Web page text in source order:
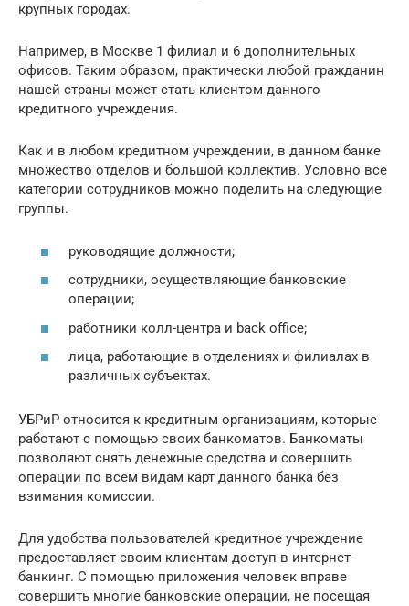
крупных городах.
Например, в Москве 1 филиал и 6 дополнительных
офисов. Таким образом, практически любой гражданин
нашей страны может стать клиентом данного
кредитного учреждения.
Как и в любом кредитном учреждении, в данном банке
множество отделов и большой коллектив. Условно все
категории сотрудников можно поделить на следующие
группы.
руководящие должности;
сотрудники, осуществляющие банковские
операции;
работники колл-центра и back office;
лица, работающие в отделениях и филиалах в
различных субъектах.
УБРиР относится к кредитным организациям, которые
работают с помощью своих банкоматов. Банкоматы
позволяют снять денежные средства и совершить
операции по всем видам карт данного банка без
взимания комиссии.
Для удобства пользователей кредитное учреждение
предоставляет своим клиентам доступ в интернет-
банкинг. С помощью приложения человек вправе
совершить многие банковские операции, не посещая